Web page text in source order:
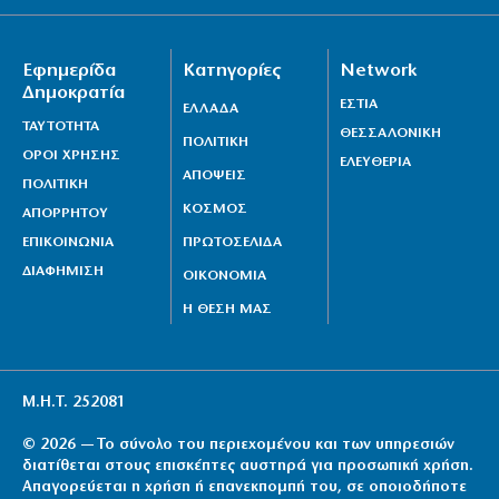
Μυστράς: 11 μήνες με αναστολή στον 55χρονο για
ψευδή κατάθεση
ΕΙΝΑΠ: «Φορτώνουν» εφημερίες στο Σισμανόγλειο
ενώ είναι στα όριά του
7|08|2026 | 14:19
Εφημερίδα
Δημοκρατία
ΤΑΥΤΟΤΗΤΑ
ΟΡΟΙ ΧΡΗΣΗΣ
ΠΟΛΙΤΙΚΗ
ΑΠΟΡΡΗΤΟΥ
ΕΠΙΚΟΙΝΩΝΙΑ
ΔΙΑΦΗΜΙΣΗ
Κατηγορίες
ΕΛΛΑΔΑ
ΠΟΛΙΤΙΚΗ
ΑΠΟΨΕΙΣ
ΚΟΣΜΟΣ
ΠΡΩΤΟΣΕΛΙΔΑ
ΟΙΚΟΝΟΜΙΑ
Η ΘΕΣΗ ΜΑΣ
Network
ΕΣΤΙΑ
ΘΕΣΣΑΛΟΝΙΚΗ
ΕΛΕΥΘΕΡΙΑ
Μ.Η.Τ. 252081
© 2026 — Το σύνολο του περιεχομένου και των υπηρεσιών
διατίθεται στους επισκέπτες αυστηρά για προσωπική χρήση.
Απαγορεύεται η χρήση ή επανεκπομπή του, σε οποιοδήποτε